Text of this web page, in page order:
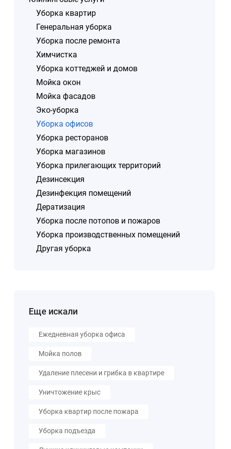
Уборка квартир
Генеральная уборка
Уборка после ремонта
Химчистка
Уборка коттеджей и домов
Мойка окон
Мойка фасадов
Эко-уборка
Уборка офисов
Уборка ресторанов
Уборка магазинов
Уборка прилегающих территорий
Дезинсекция
Дезинфекция помещений
Дератизация
Уборка после потопов и пожаров
Уборка производственных помещений
Другая уборка
Еще искали
Ежедневная уборка офиса
Мойка полов
Удаление плесени и грибка в квартире
Уничтожение крыс
Уборка квартир после пожара
Уборка подъезда